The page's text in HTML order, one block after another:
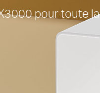
pour toute la